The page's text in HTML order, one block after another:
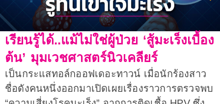
เรียนรู้ได้..แม้ไม่ใช่ผู้ป่วย ‘สู้มะเร็งเบื้อง
ต้น’ มุมเวชศาสตร์นิวเคลียร์
เป็นกระแสทอล์กออฟเดอะทาวน์ เมื่อนักร้องสาว
ชื่อดังคนหนึ่งออกมาเปิดเผยเรื่องราวการตรวจพบ